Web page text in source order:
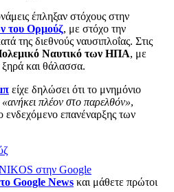
έπληξαν στόχους στην
του Ορμούζ, με στόχο την
της διεθνούς ναυσιπλοΐας. Στις
Ναυτικό των ΗΠΑ, με
ξηρά και θάλασσα.
είχε δηλώσει ότι το μνημόνιο
«ανήκει πλέον στο παρελθόν»,
ενδεχόμενο επανέναρξης των
στην Google
Google News και μάθετε πρώτοι